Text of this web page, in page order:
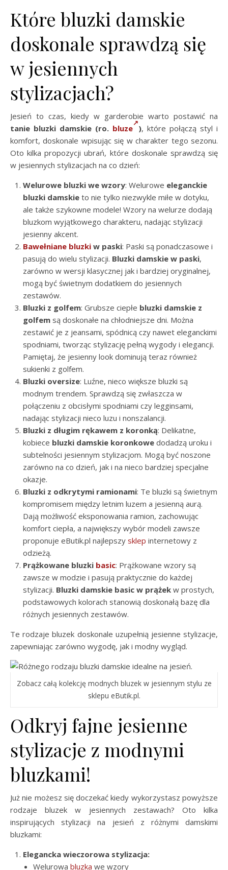
Które bluzki damskie
doskonale sprawdzą się
w jesiennych
stylizacjach?
Jesień to czas, kiedy w garderobie warto postawić na
tanie bluzki damskie (ro. bluze ), które połączą styl i
komfort, doskonale wpisując się w charakter tego sezonu.
Oto kilka propozycji ubrań, które doskonale sprawdzą się
w jesiennych stylizacjach na co dzień:
Welurowe bluzki we wzory: Welurowe eleganckie
bluzki damskie to nie tylko niezwykle miłe w dotyku,
ale także szykowne modele! Wzory na welurze dodają
bluzkom wyjątkowego charakteru, nadając stylizacji
jesienny akcent.
Bawełniane bluzki w paski: Paski są ponadczasowe i
pasują do wielu stylizacji. Bluzki damskie w paski,
zarówno w wersji klasycznej jak i bardziej oryginalnej,
mogą być świetnym dodatkiem do jesiennych
zestawów.
Bluzki z golfem: Grubsze ciepłe bluzki damskie z
golfem są doskonałe na chłodniejsze dni. Można
zestawić je z jeansami, spódnicą czy nawet eleganckimi
spodniami, tworząc stylizację pełną wygody i elegancji.
Pamiętaj, że jesienny look dominują teraz również
sukienki z golfem.
Bluzki oversize: Luźne, nieco większe bluzki są
modnym trendem. Sprawdzą się zwłaszcza w
połączeniu z obcisłymi spodniami czy legginsami,
nadając stylizacji nieco luzu i nonszalancji.
Bluzki z długim rękawem z koronką: Delikatne,
kobiece bluzki damskie koronkowe dodadzą uroku i
subtelności jesiennym stylizacjom. Mogą być noszone
zarówno na co dzień, jak i na nieco bardziej specjalne
okazje.
Bluzki z odkrytymi ramionami: Te bluzki są świetnym
kompromisem między letnim luzem a jesienną aurą.
Dają możliwość eksponowania ramion, zachowując
komfort ciepła, a największy wybór modeli zawsze
proponuje eButik.pl najlepszy sklep internetowy z
odzieżą.
Prążkowane bluzki basic: Prążkowane wzory są
zawsze w modzie i pasują praktycznie do każdej
stylizacji. Bluzki damskie basic w prążek w prostych,
podstawowych kolorach stanowią doskonałą bazę dla
różnych jesiennych zestawów.
Te rodzaje bluzek doskonale uzupełnią jesienne stylizacje,
zapewniając zarówno wygodę, jak i modny wygląd.
Zobacz całą kolekcję modnych bluzek w jesiennym stylu ze
sklepu eButik.pl.
Odkryj fajne jesienne
stylizacje z modnymi
bluzkami!
Już nie możesz się doczekać kiedy wykorzystasz powyższe
rodzaje bluzek w jesiennych zestawach? Oto kilka
inspirujących stylizacji na jesień z różnymi damskimi
bluzkami:
Elegancka wieczorowa stylizacja:
Welurowa bluzka we wzory